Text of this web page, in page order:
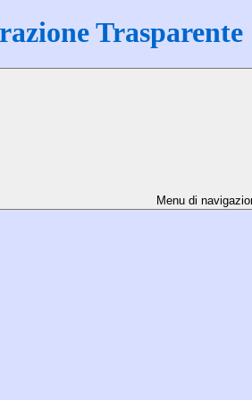
Trasparente
Menu di